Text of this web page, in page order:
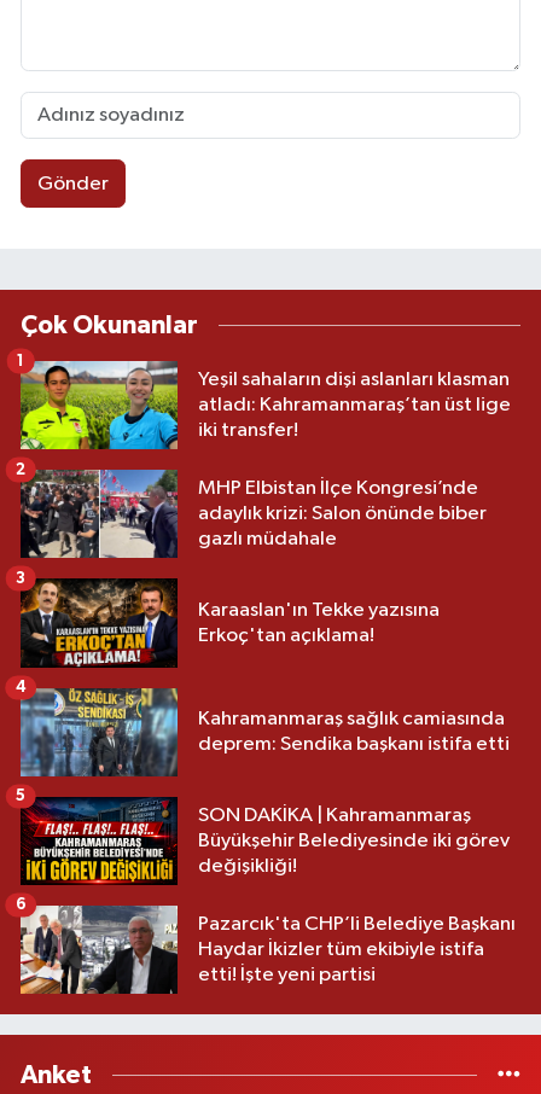
Gönder
Çok Okunanlar
Yeşil sahaların dişi aslanları klasman
atladı: Kahramanmaraş’tan üst lige
iki transfer!
1
MHP Elbistan İlçe Kongresi’nde
adaylık krizi: Salon önünde biber
gazlı müdahale
2
Karaaslan'ın Tekke yazısına
Erkoç'tan açıklama!
3
Kahramanmaraş sağlık camiasında
deprem: Sendika başkanı istifa etti
4
SON DAKİKA | Kahramanmaraş
Büyükşehir Belediyesinde iki görev
değişikliği!
5
Pazarcık'ta CHP’li Belediye Başkanı
Haydar İkizler tüm ekibiyle istifa
etti! İşte yeni partisi
6
Anket